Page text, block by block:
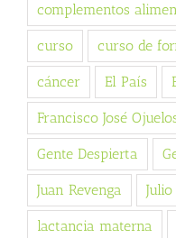
complementos
curso curso de
cáncer El País
Francisco José
Gente Despierta
Juan Revenga
lactancia materna